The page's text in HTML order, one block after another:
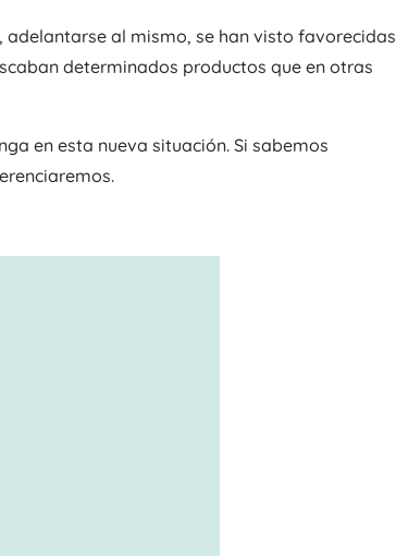
adelantarse al mismo, se han visto favorecidas
determinados productos que en otras
en esta nueva situación. Si sabemos